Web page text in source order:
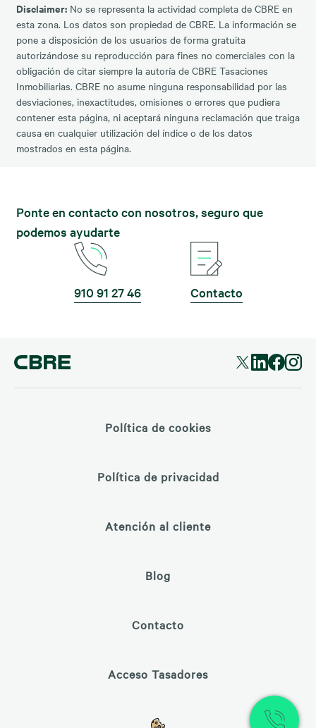
Disclaimer:No se representa la actividad completa de CBRE en
esta zona. Los datos son propiedad de CBRE. La información se
pone a disposición de los usuarios de forma gratuita
autorizándose su reproducción para fines no comerciales con la
obligación de citar siempre la autoría de CBRE Tasaciones
Inmobiliarias. CBRE no asume ninguna responsabilidad por las
desviaciones, inexactitudes, omisiones o errores que pudiera
contener esta página, ni aceptará ninguna reclamación que traiga
causa en cualquier utilización del índice o de los datos
mostrados en esta página.
Ponte en contacto con nosotros, seguro que
podemos ayudarte
910 91 27 46 Contacto
Política de cookies
Política de privacidad
Atención al cliente
Blog
Contacto
Acceso Tasadores